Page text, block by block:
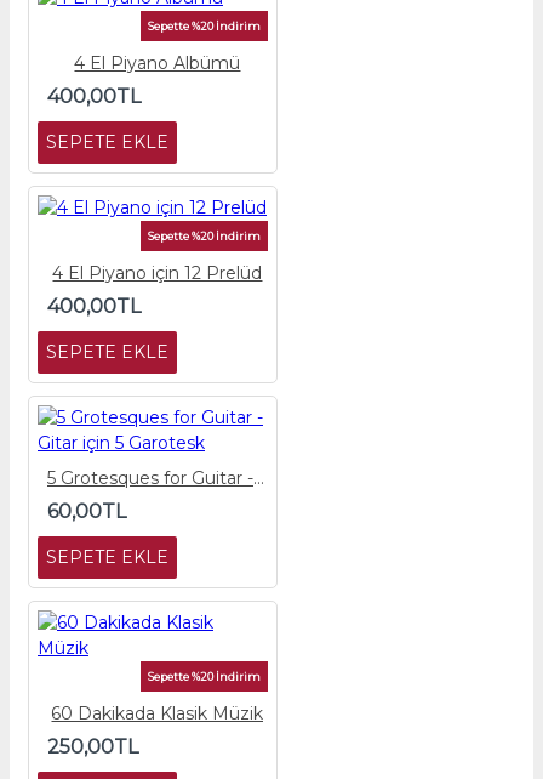
Sepette %20 İndirim
4 El Piyano Albümü
400,00TL
SEPETE EKLE
Sepette %20 İndirim
4 El Piyano için 12 Prelüd
400,00TL
SEPETE EKLE
5 Grotesques for Guitar - Gitar için 5 Garotesk
60,00TL
SEPETE EKLE
Sepette %20 İndirim
60 Dakikada Klasik Müzik
250,00TL